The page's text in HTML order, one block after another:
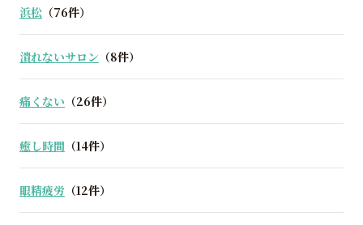
浜松 （76件）
潰れないサロン （8件）
痛くない （26件）
癒し時間 （14件）
眼精疲労 （12件）